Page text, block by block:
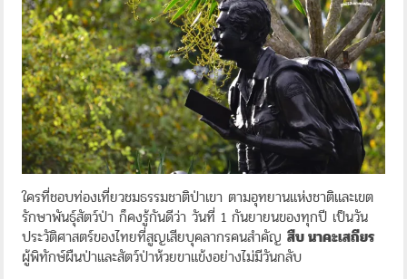
ใครที่ชอบท่องเที่ยวชมธรรมชาติป่าเขา ตามอุทยานแห่งชาติและเขต
รักษาพันธุ์สัตว์ป่า ก็คงรู้กันดีว่า วันที่ 1 กันยายนของทุกปี เป็นวัน
ประวัติศาสตร์ของไทยที่สูญเสียบุคลากรคนสำคัญสืบ นาคะเสถียร
ผู้พิทักษ์ผืนป่าและสัตว์ป่าห้วยขาแข้งอย่างไม่มีวันกลับ